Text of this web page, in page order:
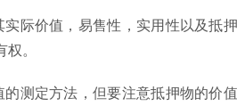
际价值，易售性，实用性以及抵
。
测定方法，但要注意抵押物的价